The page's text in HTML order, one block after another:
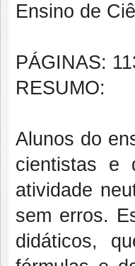
Ensino de
PÁGINAS:
RESUMO:
Alunos do
cientistas e
atividade
sem erros.
didáticos,